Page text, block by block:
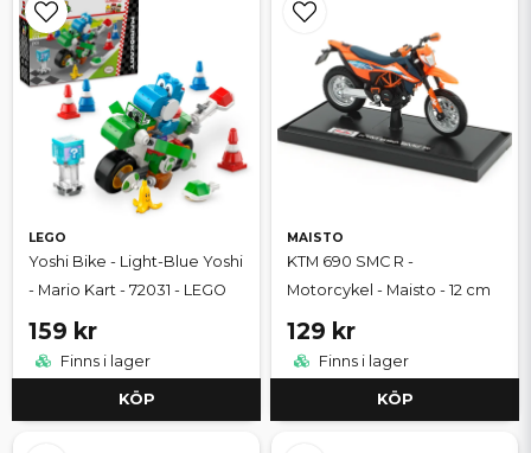
LEGO
Yoshi Bike - Light-Blue Yoshi
- Mario Kart - 72031 - LEGO
159 kr
Finns i lager
KÖP
MAISTO
KTM 690 SMC R -
Motorcykel - Maisto - 12 cm
129 kr
Finns i lager
KÖP